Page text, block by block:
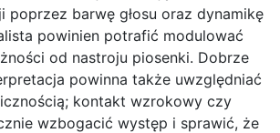
poprzez barwę głosu oraz dynamikę
powinien potrafić modulować
od nastroju piosenki. Dobrze
powinna także uwzględniać
kontakt wzrokowy czy
wzbogacić występ i sprawić, że